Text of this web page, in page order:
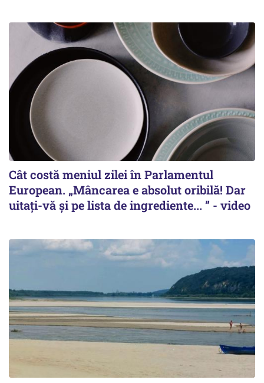
Cât costă meniul zilei în Parlamentul
European. „Mâncarea e absolut oribilă! Dar
uitați-vă și pe lista de ingrediente... ” - video